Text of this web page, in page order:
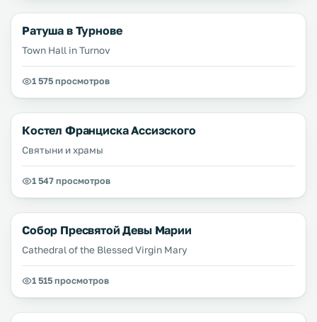
Ратуша в Турнове
Town Hall in Turnov
1 575 просмотров
Костел Франциска Ассизского
Святыни и храмы
1 547 просмотров
Собор Пресвятой Девы Марии
Cathedral of the Blessed Virgin Mary
1 515 просмотров